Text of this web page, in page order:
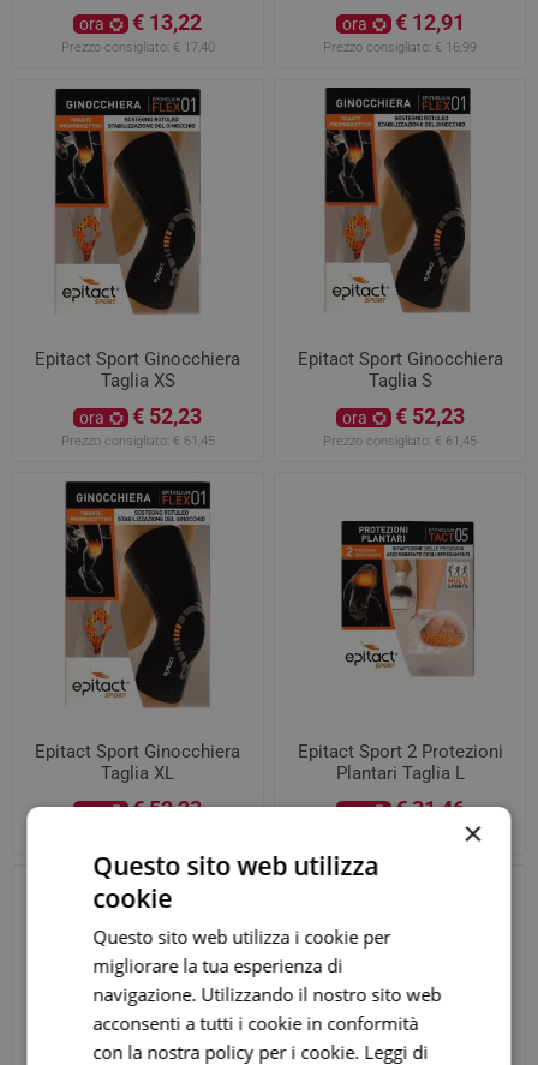
ora € 13,22
Prezzo consigliato: € 17,40
ora € 12,91
Prezzo consigliato: € 16,99
Epitact Sport Ginocchiera
Taglia XS
ora € 52,23
Prezzo consigliato: € 61,45
Epitact Sport Ginocchiera
Taglia S
ora € 52,23
Prezzo consigliato: € 61,45
Epitact Sport Ginocchiera
Taglia XL
ora € 52,23
Epitact Sport 2 Protezioni
Plantari Taglia L
ora € 31,46
€ 34,95
×
Questo sito web utilizza
cookie
Questo sito web utilizza i cookie per
migliorare la tua esperienza di
navigazione. Utilizzando il nostro sito web
acconsenti a tutti i cookie in conformità
con la nostra policy per i cookie. Leggi di